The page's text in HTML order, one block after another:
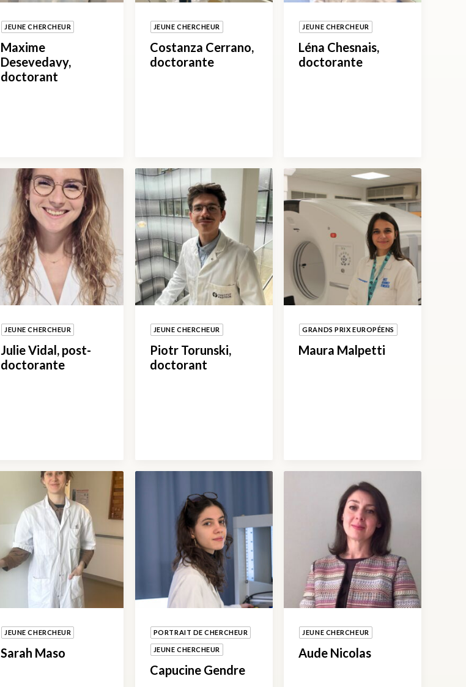
JEUNE CHERCHEUR
Maxime
Desevedavy,
doctorant
JEUNE CHERCHEUR
Costanza Cerrano,
doctorante
JEUNE CHERCHEUR
Léna Chesnais,
doctorante
JEUNE CHERCHEUR
Julie Vidal, post-
doctorante
JEUNE CHERCHEUR
Piotr Torunski,
doctorant
GRANDS PRIX EUROPÉENS
Maura Malpetti
JEUNE CHERCHEUR
Sarah Maso
PORTRAIT DE CHERCHEUR
JEUNE CHERCHEUR
Capucine Gendre
JEUNE CHERCHEUR
Aude Nicolas